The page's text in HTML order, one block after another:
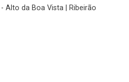
Alto da Boa Vista | Ribeirão